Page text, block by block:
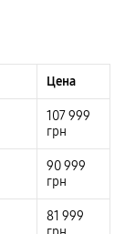
Цена
107 999
грн
90 999
грн
81 999